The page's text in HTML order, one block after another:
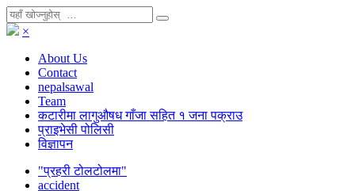
×
About Us
Contact
nepalsawal
Team
कटारीमा लागुऔषध गाँजा सहित १ जना पक्राउ
प्राइभेसी पोलिसी
विज्ञापन
"प्रहरी टोलटोलमा"
accident